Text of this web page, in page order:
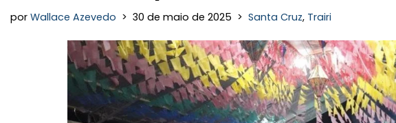
por Wallace Azevedo 30 de maio de 2025 Santa Cruz, Trairi